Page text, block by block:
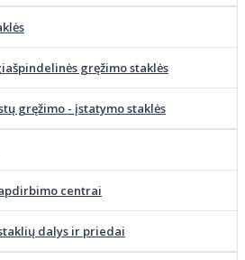
gręžimo staklės
gręžimo - įstatymo staklės
apdirbimo centrai
dalys ir priedai